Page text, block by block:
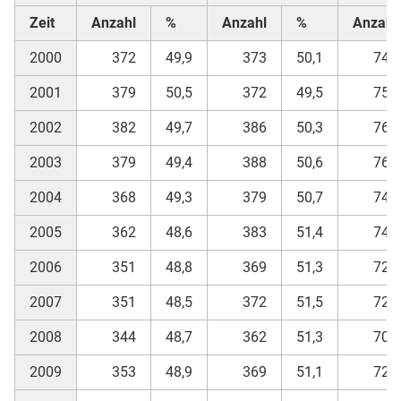
Zeit Anzahl % Anzahl % Anzahl
2000 372 49,9 373 50,1 745
2001 379 50,5 372 49,5 751
2002 382 49,7 386 50,3 768
2003 379 49,4 388 50,6 767
2004 368 49,3 379 50,7 747
2005 362 48,6 383 51,4 745
2006 351 48,8 369 51,3 720
2007 351 48,5 372 51,5 723
2008 344 48,7 362 51,3 706
2009 353 48,9 369 51,1 722